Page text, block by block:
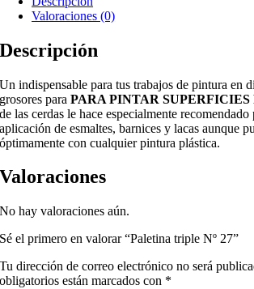
Valoraciones (0)
Descripción
Un indispensable para tus trabajos de pintura en
grosores paraPARA PINTAR SUPERFICIES
de las cerdas le hace especialmente recomendado
aplicación de esmaltes, barnices y lacas aunque
óptimamente con cualquier pintura plástica.
Valoraciones
No hay valoraciones aún.
Sé el primero en valorar “Paletina triple Nº 27”
Tu dirección de correo electrónico no será
obligatorios están marcados con *